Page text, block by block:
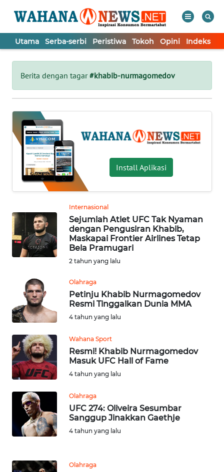
Utama Serba-serbi Peristiwa Tokoh Opini Indeks
Berita dengan tagar#khabib-nurmagomedov
Install Aplikasi
Internasional
Sejumlah Atlet UFC Tak Nyaman
dengan Pengusiran Khabib,
Maskapai Frontier Airlines Tetap
Bela Pramugari
2 tahun yang lalu
Olahraga
Petinju Khabib Nurmagomedov
Resmi Tinggalkan Dunia MMA
4 tahun yang lalu
Wahana Sport
Resmi! Khabib Nurmagomedov
Masuk UFC Hall of Fame
4 tahun yang lalu
Olahraga
UFC 274: Oliveira Sesumbar
Sanggup Jinakkan Gaethje
4 tahun yang lalu
Olahraga
Tutup
UTAMA
SERBA-
SERBI
PERISTIWA
TOKOH
OPINI
Informasi
BERITA
KONTAK
KAMI
INFO
IKLAN
TENTANG
KAMI
PEDOMAN
MEDIA
SIBER
REDAKSI